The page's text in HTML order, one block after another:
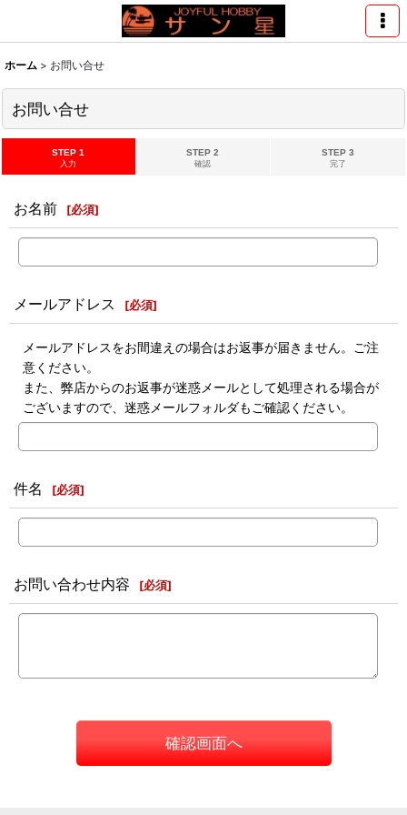
ホーム > お問い合せ
お問い合せ
STEP 1
入力
STEP 2
確認
STEP 3
完了
お名前 [必須]
メールアドレス [必須]
メールアドレスをお間違えの場合はお返事が届きません。ご注
意ください。
また、弊店からのお返事が迷惑メールとして処理される場合が
ございますので、迷惑メールフォルダもご確認ください。
件名 [必須]
お問い合わせ内容 [必須]
確認画面へ